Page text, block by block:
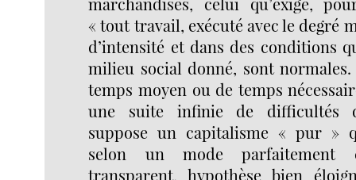
« tout travail, exécuté avec le degré
d’intensité et dans des conditions
milieu social donné, sont
temps moyen ou de temps
une suite infinie de difficultés
suppose un capitalisme « pur »
selon un mode parfaitement
transparent, hypothèse bien